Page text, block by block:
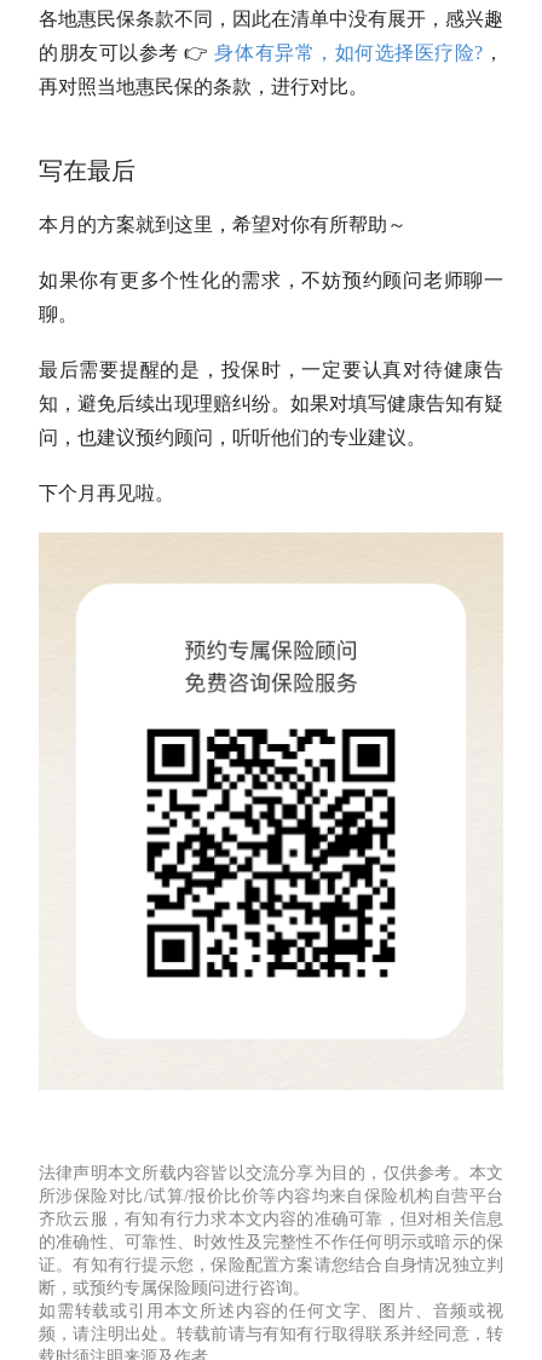
各地惠民保条款不同，因此在清单中没有展开，感兴趣
的朋友可以参考 👉身体有异常，如何选择医疗险? ，
再对照当地惠民保的条款，进行对比。
写在最后
本月的方案就到这里，希望对你有所帮助～
如果你有更多个性化的需求，不妨预约顾问老师聊一
聊。
最后需要提醒的是，投保时，一定要认真对待健康告
知，避免后续出现理赔纠纷。如果对填写健康告知有疑
问，也建议预约顾问，听听他们的专业建议。
下个月再见啦。
法律声明本文所载内容皆以交流分享为目的，仅供参考。本文
所涉保险对比/试算/报价比价等内容均来自保险机构自营平台
齐欣云服，有知有行力求本文内容的准确可靠，但对相关信息
的准确性、可靠性、时效性及完整性不作任何明示或暗示的保
证。有知有行提示您，保险配置方案请您结合自身情况独立判
断，或预约专属保险顾问进行咨询。
如需转载或引用本文所述内容的任何文字、图片、音频或视
频，请注明出处。转载前请与有知有行取得联系并经同意，转